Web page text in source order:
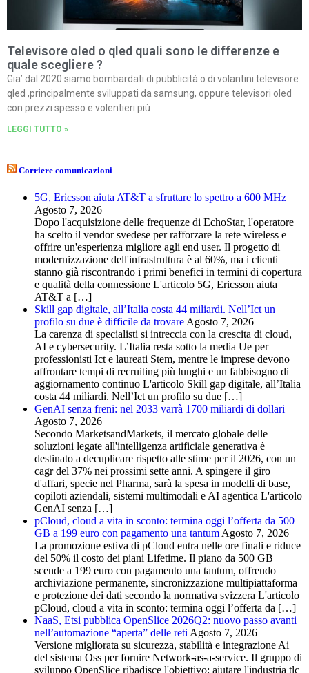
Televisore oled o qled quali sono le differenze e
quale scegliere ?
Gia’ dal 2020 siamo bombardati di pubblicità o di volantini televisore
qled ,principalmente sviluppati da samsung, oppure televisori oled
con prezzi spesso e volentieri più
LEGGI TUTTO »
Corriere comunicazioni
5G, Ericsson aiuta AT&T a sfruttare lo spettro a 600 MHz
Agosto 7, 2026
Dopo l'acquisizione delle frequenze di EchoStar, l'operatore
ha scelto il vendor svedese per rafforzare la rete wireless e
offrire un'esperienza migliore agli end user. Il progetto di
modernizzazione dell'infrastruttura è al 60%, ma i clienti
stanno già riscontrando i primi benefici in termini di copertura
e qualità della connessione L'articolo 5G, Ericsson aiuta
AT&T a […]
Skill gap digitale, all’Italia costa 44 miliardi. Nell’Ict un
profilo su due è difficile da trovare Agosto 7, 2026
La carenza di specialisti si intreccia con la crescita di cloud,
AI e cybersecurity. L’Italia resta sotto la media Ue per
professionisti Ict e laureati Stem, mentre le imprese devono
affrontare tempi di recruiting più lunghi e un fabbisogno di
aggiornamento continuo L'articolo Skill gap digitale, all’Italia
costa 44 miliardi. Nell’Ict un profilo su due […]
GenAI senza freni: nel 2033 varrà 1700 miliardi di dollari
Agosto 7, 2026
Secondo MarketsandMarkets, il mercato globale delle
soluzioni legate all'intelligenza artificiale generativa è
destinato a decuplicare rispetto alle stime per il 2026, con un
cagr del 37% nei prossimi sette anni. A spingere il giro
d'affari, specie nel Pharma, sarà la spesa in modelli di base,
copiloti aziendali, sistemi multimodali e AI agentica L'articolo
GenAI senza […]
pCloud, cloud a vita in sconto: termina oggi l’offerta da 500
GB a 199 euro con pagamento una tantum Agosto 7, 2026
La promozione estiva di pCloud entra nelle ore finali e riduce
del 50% il costo dei piani Lifetime. Il piano da 500 GB
scende a 199 euro con pagamento una tantum, offrendo
archiviazione permanente, sincronizzazione multipiattaforma
e protezione dei dati secondo la normativa svizzera L'articolo
pCloud, cloud a vita in sconto: termina oggi l’offerta da […]
NaaS, Etsi pubblica OpenSlice 2026Q2: nuovo passo avanti
nell’automazione “aperta” delle reti Agosto 7, 2026
Versione migliorata su sicurezza, stabilità e integrazione Ai
del sistema Oss per fornire Network-as-a-service. Il gruppo di
sviluppo OpenSlice ribadisce l'obiettivo: aiutare l'industria tlc